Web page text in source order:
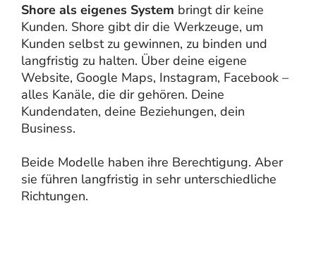
Shore als eigenes System bringt dir keine
Kunden. Shore gibt dir die Werkzeuge, um
Kunden selbst zu gewinnen, zu binden und
langfristig zu halten. Über deine eigene
Website, Google Maps, Instagram, Facebook –
alles Kanäle, die dir gehören. Deine
Kundendaten, deine Beziehungen, dein
Business.
Beide Modelle haben ihre Berechtigung. Aber
sie führen langfristig in sehr unterschiedliche
Richtungen.